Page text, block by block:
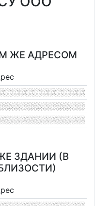
ЖЕ АДРЕСОМ
ЗДАНИИ (В